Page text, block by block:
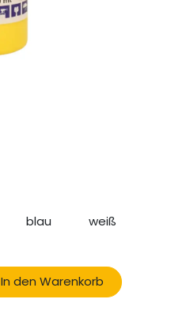
blau weiß
In den Warenkorb